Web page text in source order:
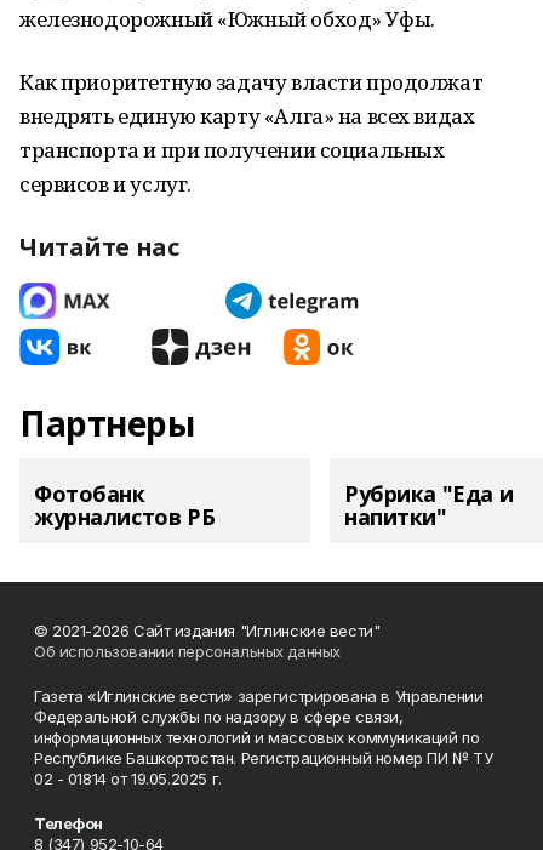
железнодорожный «Южный обход» Уфы.
Как приоритетную задачу власти продолжат
внедрять единую карту «Алга» на всех видах
транспорта и при получении социальных
сервисов и услуг.
Читайте нас
Партнеры
Фотобанк
журналистов РБ
Рубрика "Еда и
напитки"
© 2021-2026 Сайт издания "Иглинские вести"
Об использовании персональных данных
Газета «Иглинские вести» зарегистрирована в Управлении
Федеральной службы по надзору в сфере связи,
информационных технологий и массовых коммуникаций по
Республике Башкортостан. Регистрационный номер ПИ № ТУ
02 - 01814 от 19.05.2025 г.
Телефон
8 (347) 952-10-64